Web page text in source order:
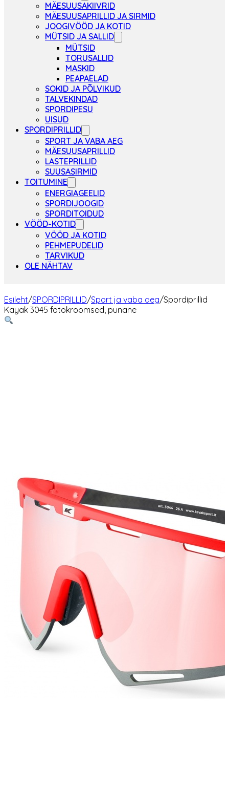
MÄESUUSAKIIVRID
MÄESUUSAPRILLID JA SIRMID
JOOGIVÖÖD JA KOTID
MÜTSID JA SALLID
MÜTSID
TORUSALLID
MASKID
PEAPAELAD
SOKID JA PÕLVIKUD
TALVEKINDAD
SPORDIPESU
UISUD
SPORDIPRILLID
SPORT JA VABA AEG
MÄESUUSAPRILLID
LASTEPRILLID
SUUSASIRMID
TOITUMINE
ENERGIAGEELID
SPORDIJOOGID
SPORDITOIDUD
VÖÖD-KOTID
VÖÖD JA KOTID
PEHMEPUDELID
TARVIKUD
OLE NÄHTAV
Esileht/SPORDIPRILLID/Sport ja vaba aeg/Spordiprillid
Kayak 3045 fotokroomsed, punane